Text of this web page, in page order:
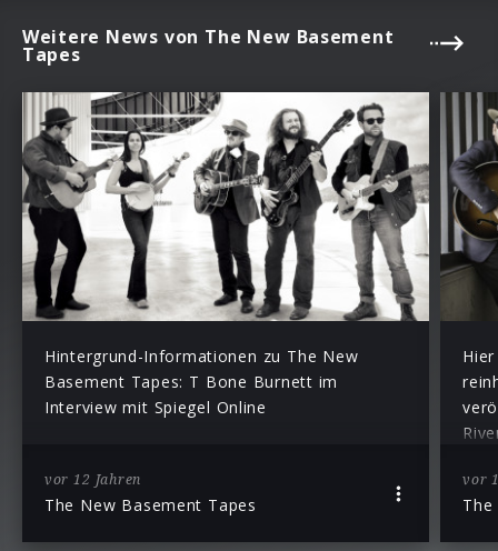
Weitere News von The New Basement
Tapes
Hintergrund-Informationen zu The New
Basement Tapes: T Bone Burnett im
Interview mit Spiegel Online
vor 12 Jahren
The New Basement Tapes
vor